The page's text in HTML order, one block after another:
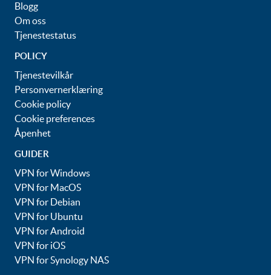
Blogg
Om oss
Tjenestestatus
POLICY
Tjenestevilkår
Personvernerklæring
Cookie policy
Cookie preferences
Åpenhet
GUIDER
VPN for Windows
VPN for MacOS
VPN for Debian
VPN for Ubuntu
VPN for Android
VPN for iOS
VPN for Synology NAS